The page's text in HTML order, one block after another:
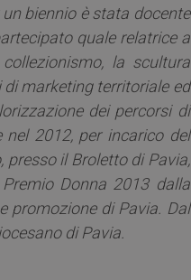
biennio è stata docente
quale relatrice a
la scultura
di marketing territoriale ed
dei percorsi di
nel 2012, per incarico del
presso il Broletto di Pavia,
Donna 2013 dalla
promozione di Pavia. Dal
di Pavia.